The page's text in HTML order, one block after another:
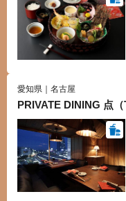
愛知県｜名古屋
PRIVATE DINING 点